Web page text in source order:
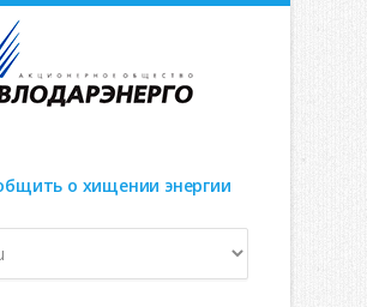
о хищении энергии